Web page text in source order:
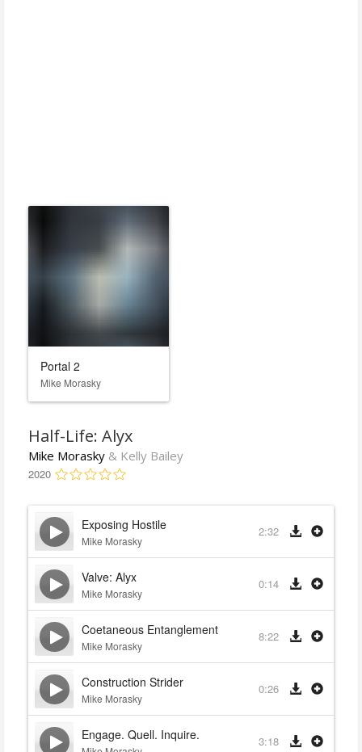
Portal 2
Mike Morasky
Half-Life: Alyx
Mike Morasky & Kelly Bailey
2020
Exposing Hostile
Mike Morasky
2:32
Valve: Alyx
Mike Morasky
0:14
Coetaneous Entanglement
Mike Morasky
8:22
Construction Strider
Mike Morasky
0:26
Engage. Quell. Inquire. 3:18